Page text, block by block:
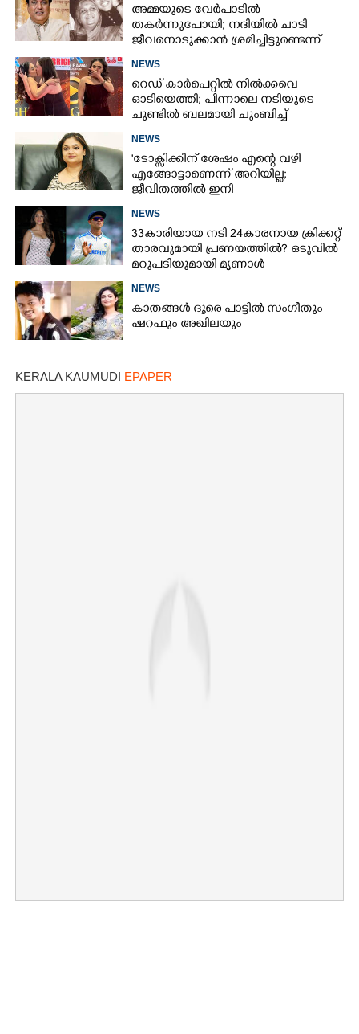
അമ്മയുടെ വേർപാടിൽ
തകർന്നുപോയി; നദിയിൽ ചാടി
ജീവനൊടുക്കാൻ ശ്രമിച്ചിട്ടുണ്ടെന്ന്
NEWS
റെഡ് കാർപെറ്റിൽ നിൽക്കവെ
ഓടിയെത്തി; പിന്നാലെ നടിയുടെ
ചുണ്ടിൽ ബലമായി ചുംബിച്ച്
NEWS
'ടോക്സിക്കിന് ശേഷം എന്റെ വഴി
എങ്ങോട്ടാണെന്ന് അറിയില്ല;
ജീവിതത്തിൽ ഇനി
ഉള്ളിൽ ഉണ്ടായിരിക്കും'
NEWS
33കാരിയായ നടി 24കാരനായ ക്രിക്കറ്റ്
താരവുമായി പ്രണയത്തിൽ? ഒടുവിൽ
മറുപടിയുമായി മൃണാൾ
NEWS
കാതങ്ങൾ ദൂരെ പാട്ടിൽ സംഗീതും
ഷറഫും അഖിലയും
KERALA KAUMUDI EPAPER
Share this link
Copy Link